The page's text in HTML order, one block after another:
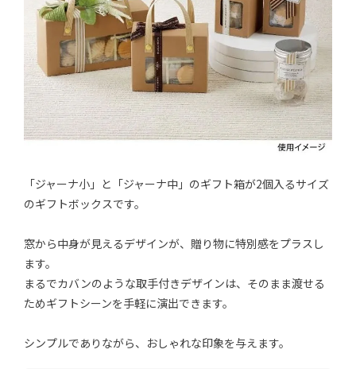
「ジャーナ小」と「ジャーナ中」のギフト箱が2個入るサイズ
のギフトボックスです。
窓から中身が見えるデザインが、贈り物に特別感をプラスし
ます。
まるでカバンのような取手付きデザインは、そのまま渡せる
ためギフトシーンを手軽に演出できます。
シンプルでありながら、おしゃれな印象を与えます。